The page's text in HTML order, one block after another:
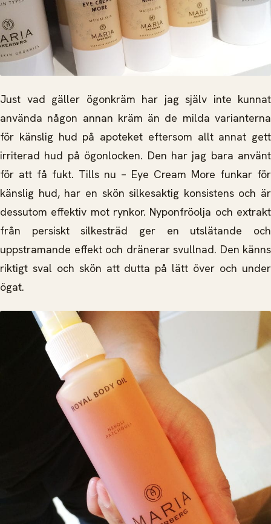
Just vad gäller ögonkräm har jag själv inte kunnat
använda någon annan kräm än de milda varianterna
för känslig hud på apoteket eftersom allt annat gett
irriterad hud på ögonlocken. Den har jag bara använt
för att få fukt. Tills nu – Eye Cream More funkar för
känslig hud, har en skön silkesaktig konsistens och är
dessutom effektiv mot rynkor. Nyponfröolja och extrakt
från persiskt silkesträd ger en utslätande och
uppstramande effekt och dränerar svullnad. Den känns
riktigt sval och skön att dutta på lätt över och under
ögat.